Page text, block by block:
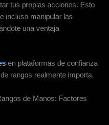
tus propias acciones. Esto
incluso manipular las
una ventaja
en plataformas de confianza
rangos realmente importa.
de Manos: Factores